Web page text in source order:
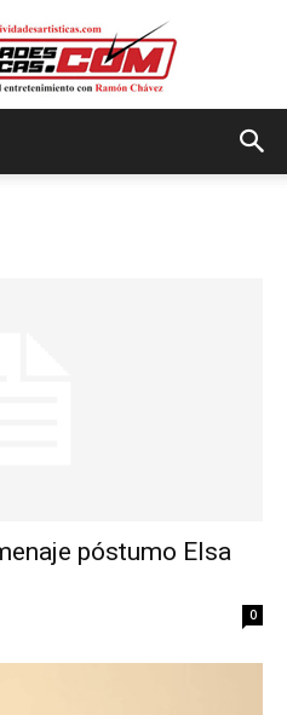
póstumo Elsa
0